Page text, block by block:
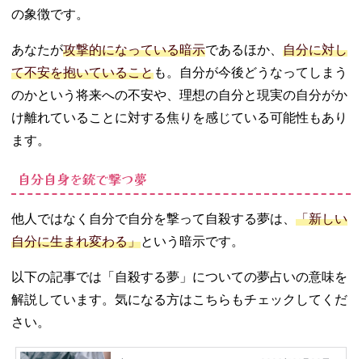
の象徴です。
あなたが攻撃的になっている暗示であるほか、 自分に対し
て不安を抱いていることも。自分が今後どうなってしまう
のかという将来への不安や、理想の自分と現実の自分がか
け離れていることに対する焦りを感じている可能性もあり
ます。
自分自身を銃で撃つ夢
他人ではなく自分で自分を撃って自殺する夢は、 「新しい
自分に生まれ変わる」という暗示です。
以下の記事では「自殺する夢」についての夢占いの意味を
解説しています。気になる方はこちらもチェックしてくだ
さい。